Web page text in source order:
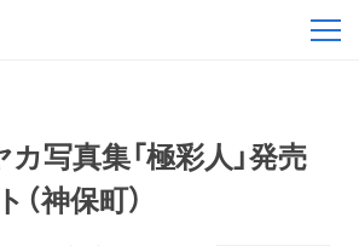
写真集「極彩人」発売
神保町）